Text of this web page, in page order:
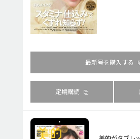
最新号を購入する
定期購読